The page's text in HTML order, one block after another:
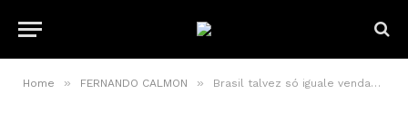
Home » FERNANDO CALMON » Brasil talvez só iguale vendas de veículos de 2012 em 2032, com 20 anos de atraso